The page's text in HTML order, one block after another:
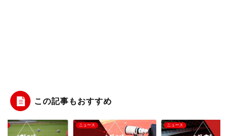
この記事もおすすめ
ニュース ニュース